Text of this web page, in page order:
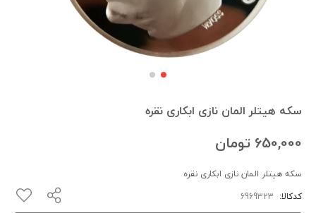
سکه هیتلر المان نازی ابکاری نقره
650,000 تومان
سکه هیتلر المان نازی ابکاری نقره
کدکالا: